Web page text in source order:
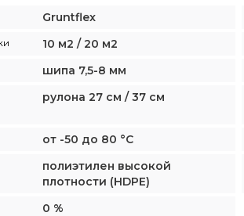
Gruntflex
10 м2 / 20 м2
шипа 7,5-8 мм
рулона 27 см / 37 см
от -50 до 80 °С
полиэтилен высокой
плотности (HDPE)
0 %